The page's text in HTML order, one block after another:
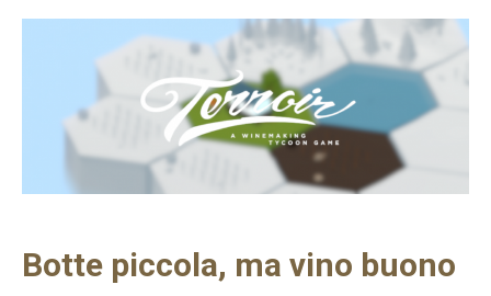
Botte piccola, ma vino buono